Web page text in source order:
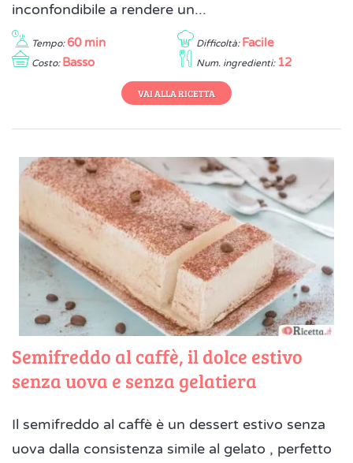
inconfondibile a rendere un...
Tempo: 60 min Difficoltà: Facile
Costo: Basso Num. ingredienti: 12
VAI ALLA RICETTA
Semifreddo al caffè, il dolce estivo
senza uova e senza gelatiera
Il semifreddo al caffè è un dessert estivo senza
uova dalla consistenza simile al gelato , perfetto